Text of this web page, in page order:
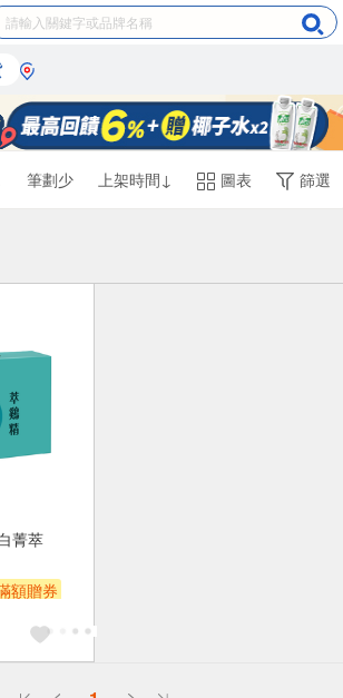
筆劃少 上架時間↓ 圖表 篩選
菁萃
額贈券